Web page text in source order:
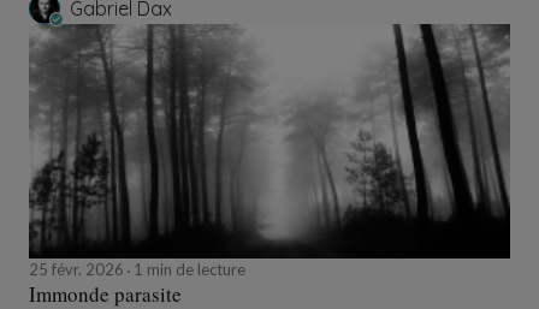
Gabriel Dax
25 févr. 2026 1 min de lecture
Immonde parasite